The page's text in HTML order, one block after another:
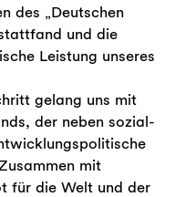
des „Deutschen
und die
Leistung unseres
gelang uns mit
der neben sozial-
mit
für die Welt und der